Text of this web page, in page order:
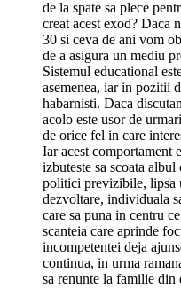
de la spate sa plece
creat acest exod?
30 si ceva de ani vom
de a asigura un mediu
Sistemul educational
asemenea, iar in pozitii
habarnisti. Daca
acolo este usor de
de orice fel in care
Iar acest comportament
izbuteste sa scoata
politici previzibile, lipsa
dezvoltare, individuala
care sa puna in centru
scanteia care aprinde
incompetentei deja
continua, in urma
sa renunte la familie